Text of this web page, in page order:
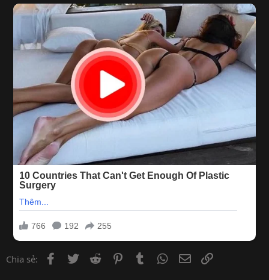
Chia sẻ: Facebook
Twitter Reddit PinterestTumblr WhatsApp
Email